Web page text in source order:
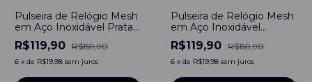
Pulseira de Relógio Mesh
em Aço Inoxidável Prata
16mm
R$119,90 R$159,90
6 x de R$19,98 sem juros
Pulseira de Relógio Mesh
em Aço Inoxidável
Dourado 16mm
R$119,90 R$159,90
6 x de R$19,98 sem juros